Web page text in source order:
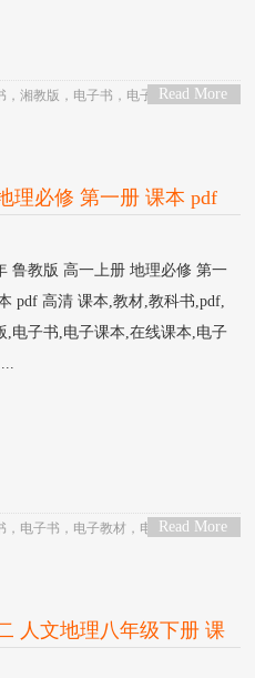
Read More
，湘教版 ， 电子书 ， 电子教材， 电子
理必修 第一册 课本 pdf
鲁教版 高一上册 地理必修 第一
pdf 高清 课本,教材,教科书,pdf,
,电子书,电子课本,在线课本,电子
Read More
， 电子书 ， 电子教材 ， 电子版， 电子
人文地理八年级下册 课